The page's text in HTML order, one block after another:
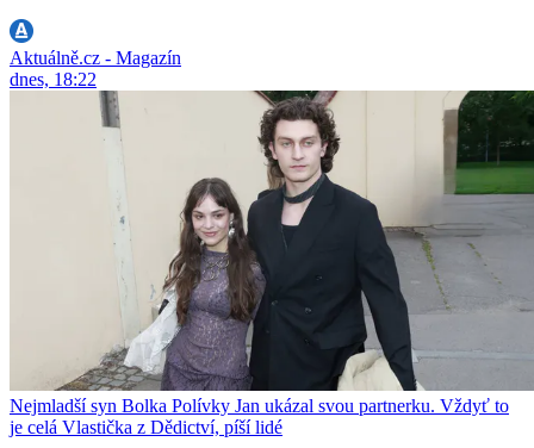
Aktuálně.cz - Magazín
dnes, 18:22
Nejmladší syn Bolka Polívky Jan ukázal svou partnerku. Vždyť to
je celá Vlastička z Dědictví, píší lidé